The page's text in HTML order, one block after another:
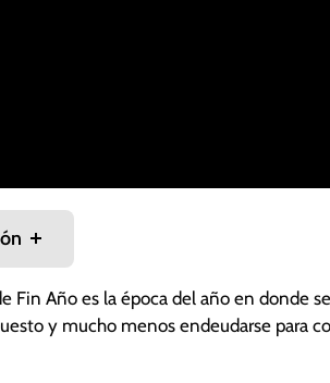
en la compra de regalos de Navidad?
Fin Año es la época del año en donde
y mucho menos endeudarse para